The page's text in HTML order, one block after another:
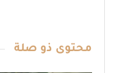
محتوى ذو صلة